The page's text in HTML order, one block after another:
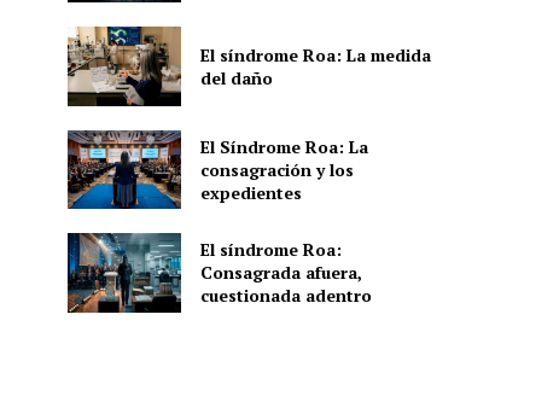
El síndrome Roa: La medida
del daño
El Síndrome Roa: La
consagración y los
expedientes
El síndrome Roa:
Consagrada afuera,
cuestionada adentro